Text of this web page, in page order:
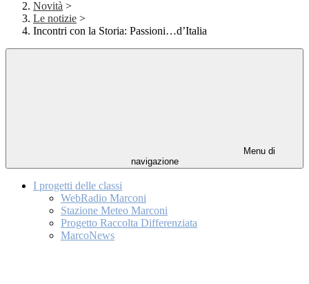
Novità >
Le notizie >
Incontri con la Storia: Passioni…d’Italia
Menu di
navigazione
I progetti delle classi
WebRadio Marconi
Stazione Meteo Marconi
Progetto Raccolta Differenziata
MarcoNews